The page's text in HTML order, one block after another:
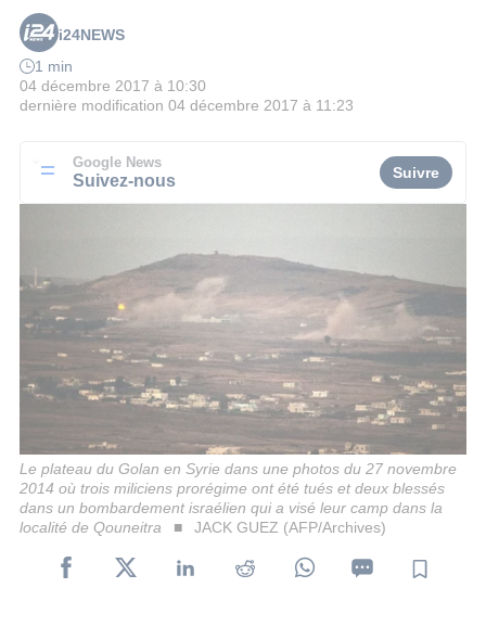
i24NEWS
1 min
04 décembre 2017 à 10:30
dernière modification 04 décembre 2017 à 11:23
Google News
Suivez-nous Suivre
Le plateau du Golan en Syrie dans une photos du 27 novembre
2014 où trois miliciens prorégime ont été tués et deux blessés
dans un bombardement israélien qui a visé leur camp dans la
localité de Qouneitra
JACK GUEZ (AFP/Archives)